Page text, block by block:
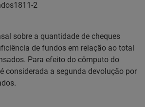
sobre a quantidade de cheques
de fundos em relação ao total
Para efeito do cômputo do
considerada a segunda devolução por